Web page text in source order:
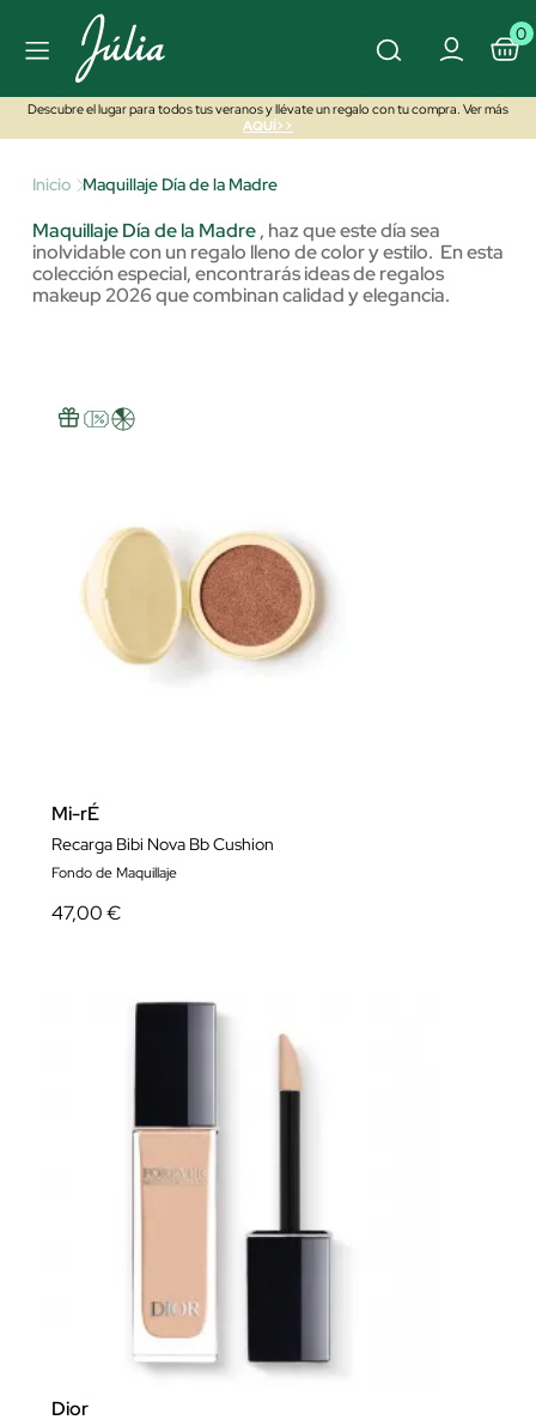
0
Descubre el lugar para todos tus veranos y llévate un regalo con tu compra. Ver más
AQUÍ>>
Inicio Maquillaje Día de la Madre
Maquillaje Día de la Madre, haz que este día sea
inolvidable con un regalo lleno de color y estilo. En esta
colección especial, encontrarás ideas de regalos
makeup 2026 que combinan calidad y elegancia.
Mi-rÉ
Recarga Bibi Nova Bb Cushion
Fondo de Maquillaje
47,00 €
Dior